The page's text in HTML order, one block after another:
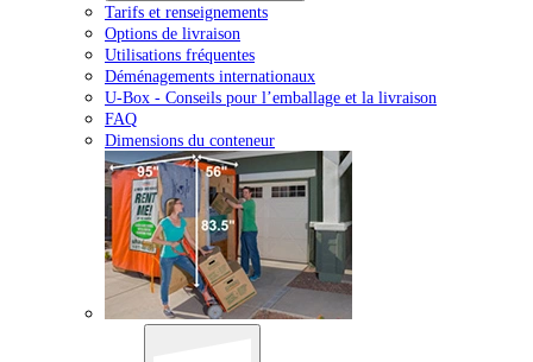
Tarifs et renseignements
Options de livraison
Utilisations fréquentes
Déménagements internationaux
U-Box - Conseils pour l’emballage et la livraison
FAQ
Dimensions du conteneur